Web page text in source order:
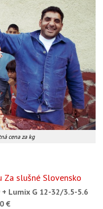
cena za kg
slušné Slovensko
+ Lumix G 12-32/3.5-5.6
€